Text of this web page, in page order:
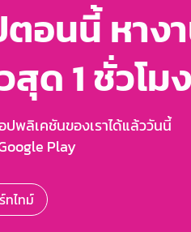
อนนี้ หาง
สุด 1 ชั่วโม
ปพลิเคชันของเราได้แล้ววันนี้
Play
ทไทม์